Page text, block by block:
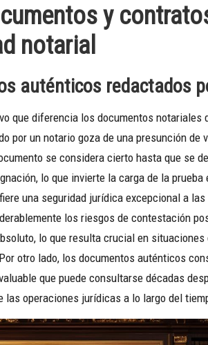
y
notarial
auténticos redactados
que diferencia los documentos notariales
por un notario goza de una presunción de
se considera cierto hasta que se
lo que invierte la carga de la prueba
una seguridad jurídica excepcional a
los riesgos de contestación
lo que resulta crucial en
otro lado, los documentos auténticos
que puede consultarse décadas
operaciones jurídicas a lo largo del